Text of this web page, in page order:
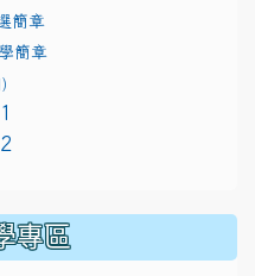
簡章
簡章
presentation/d/
presentation/d/
專區